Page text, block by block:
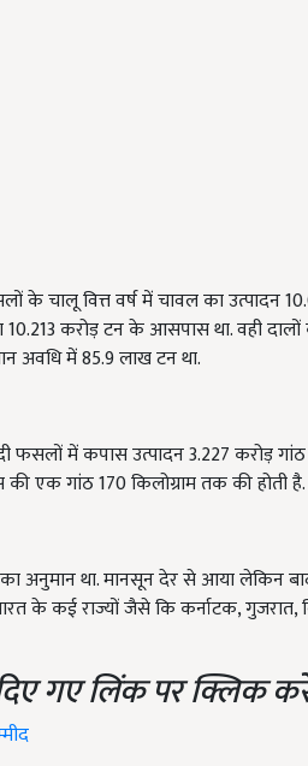
के चालू वित्त वर्ष में चावल का उत्पादन
करोड़ टन के आसपास था. वही दालों
अवधि में 85.9 लाख टन था.
में कपास उत्पादन 3.227 करोड़
एक गांठ 170 किलोग्राम तक की होती है.
अनुमान था. मानसून देर से आया लेकिन बाद
के कई राज्यों जैसे कि कर्नाटक, गुजरात,
गए लिंक पर क्लिक